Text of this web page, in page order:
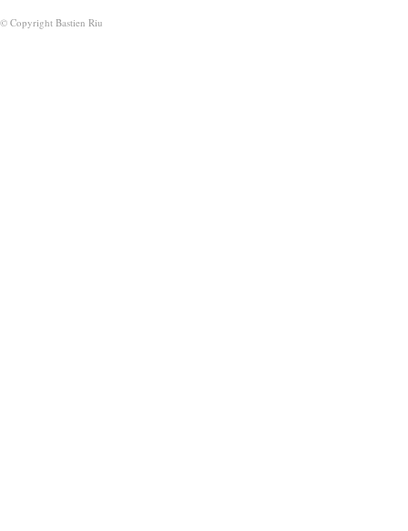
© Copyright Bastien Riu